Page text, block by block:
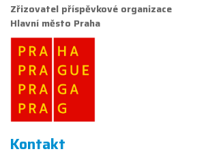
Zřizovatel příspěvkové organizace
Hlavní město Praha
Kontakt